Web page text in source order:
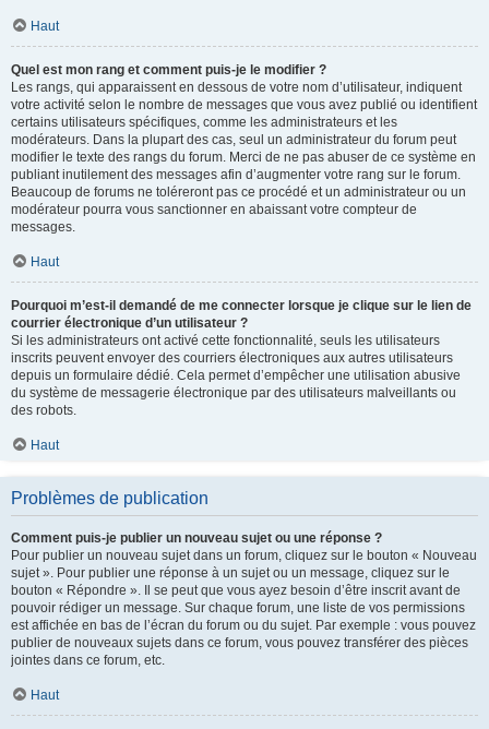
Haut
Quel est mon rang et comment puis-je le modifier ?
Les rangs, qui apparaissent en dessous de votre nom d’utilisateur, indiquent
votre activité selon le nombre de messages que vous avez publié ou identifient
certains utilisateurs spécifiques, comme les administrateurs et les
modérateurs. Dans la plupart des cas, seul un administrateur du forum peut
modifier le texte des rangs du forum. Merci de ne pas abuser de ce système en
publiant inutilement des messages afin d’augmenter votre rang sur le forum.
Beaucoup de forums ne toléreront pas ce procédé et un administrateur ou un
modérateur pourra vous sanctionner en abaissant votre compteur de
messages.
Haut
Pourquoi m’est-il demandé de me connecter lorsque je clique sur le lien de
courrier électronique d’un utilisateur ?
Si les administrateurs ont activé cette fonctionnalité, seuls les utilisateurs
inscrits peuvent envoyer des courriers électroniques aux autres utilisateurs
depuis un formulaire dédié. Cela permet d’empêcher une utilisation abusive
du système de messagerie électronique par des utilisateurs malveillants ou
des robots.
Haut
Problèmes de publication
Comment puis-je publier un nouveau sujet ou une réponse ?
Pour publier un nouveau sujet dans un forum, cliquez sur le bouton « Nouveau
sujet ». Pour publier une réponse à un sujet ou un message, cliquez sur le
bouton « Répondre ». Il se peut que vous ayez besoin d’être inscrit avant de
pouvoir rédiger un message. Sur chaque forum, une liste de vos permissions
est affichée en bas de l’écran du forum ou du sujet. Par exemple : vous pouvez
publier de nouveaux sujets dans ce forum, vous pouvez transférer des pièces
jointes dans ce forum, etc.
Haut